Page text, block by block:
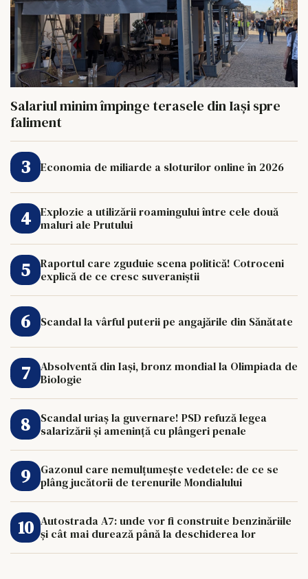
Salariul minim împinge terasele din Iași spre
faliment
Economia de miliarde a sloturilor online în 2026
Explozie a utilizării roamingului între cele două
maluri ale Prutului
Raportul care zguduie scena politică! Cotroceni
explică de ce cresc suveraniștii
Scandal la vârful puterii pe angajările din Sănătate
Absolventă din Iași, bronz mondial la Olimpiada de
Biologie
Scandal uriaș la guvernare! PSD refuză legea
salarizării și amenință cu plângeri penale
Gazonul care nemulțumește vedetele: de ce se
plâng jucătorii de terenurile Mondialului
Autostrada A7: unde vor fi construite benzinăriile
și cât mai durează până la deschiderea lor